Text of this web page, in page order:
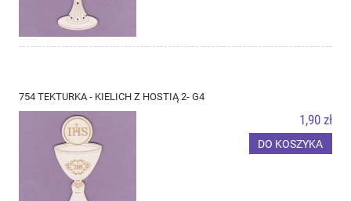
754 TEKTURKA - KIELICH Z HOSTIĄ 2- G4
1,90 zł
DO KOSZYKA